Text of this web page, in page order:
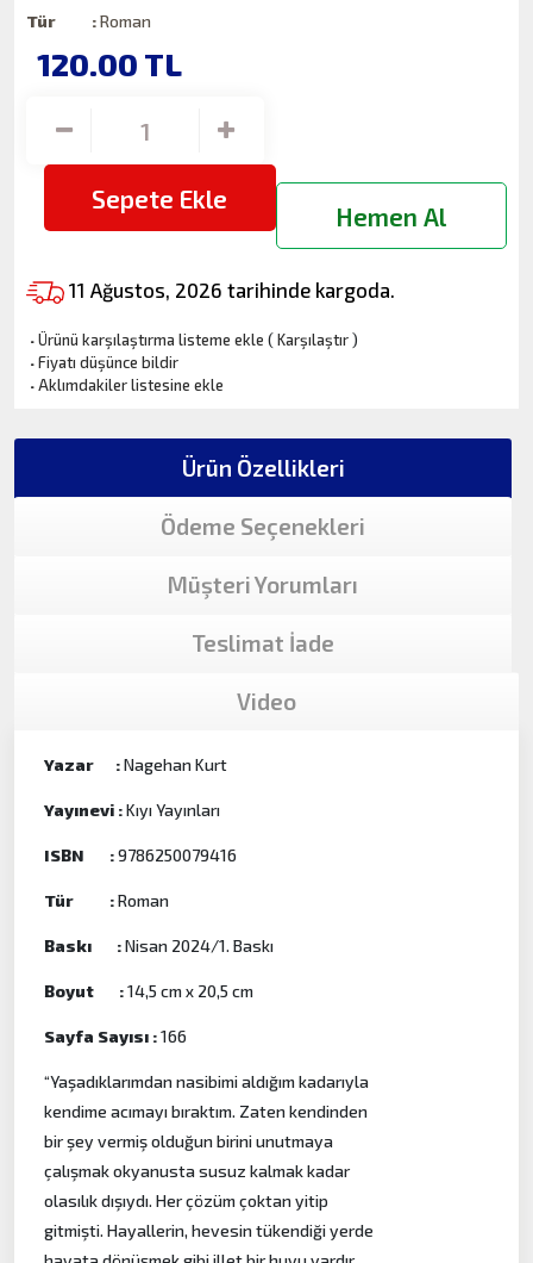
Tür :Roman
120.00 TL
Sepete Ekle
Hemen Al
11 Ağustos, 2026 tarihinde kargoda.
·Ürünü karşılaştırma listeme ekle (Karşılaştır)
·Fiyatı düşünce bildir
·Aklımdakiler listesine ekle
Ürün Özellikleri
Ödeme Seçenekleri
Müşteri Yorumları
Teslimat İade
Video
Yazar :Nagehan Kurt
Yayınevi :Kıyı Yayınları
ISBN :9786250079416
Tür :Roman
Baskı :Nisan 2024/1. Baskı
Boyut :14,5 cm x 20,5 cm
Sayfa Sayısı :166
“Yaşadıklarımdan nasibimi aldığım kadarıyla
kendime acımayı bıraktım. Zaten kendinden
bir şey vermiş olduğun birini unutmaya
çalışmak okyanusta susuz kalmak kadar
olasılık dışıydı. Her çözüm çoktan yitip
gitmişti. Hayallerin, hevesin tükendiği yerde